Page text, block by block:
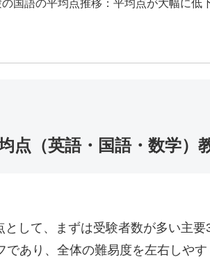
国語の平均点推移：平均点が大幅に低
点（英語・国語・数学）
して、まずは受験者数が多い主
であり、全体の難易度を左右しや